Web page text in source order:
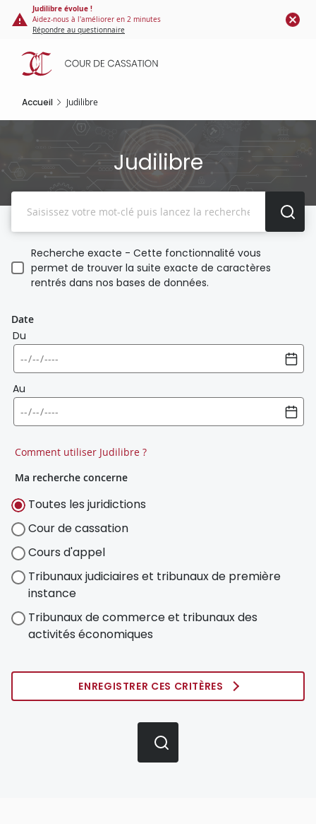
Panneau de gestion des cookies
contenu
principal
Judilibre évolue !
Aidez-nous à l'améliorer en 2 minutes
Répondre au questionnaire
Accueil Judilibre
Judilibre
Recherche exacte - Cette fonctionnalité vous
permet de trouver la suite exacte de caractères
rentrés dans nos bases de données.
Date
Du
Au
Comment utiliser Judilibre ?
Ma recherche concerne
Toutes les juridictions
Cour de cassation
Cours d'appel
Tribunaux judiciaires et tribunaux de première
instance
Tribunaux de commerce et tribunaux des
activités économiques
ENREGISTRER CES CRITÈRES